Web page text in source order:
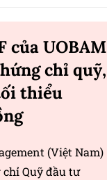
của UOBAM
chỉ quỹ,
thiểu
(Việt Nam)
Quỹ đầu tư